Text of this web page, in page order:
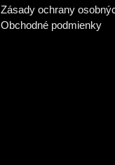
Zásady ochrany
Obchodné podmienky